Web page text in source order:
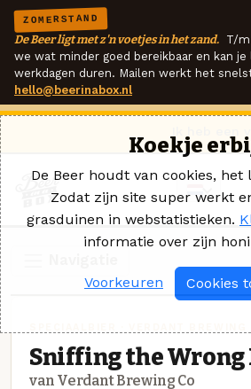
ZOMERSTAND
De Beer ligt met z'n voetjes in het zand. T/m
we wat minder goed bereikbaar en kan
werkdagen duren. Mailen werkt het
hello@beerinabox.nl
Sniffing the Wrong
van Verdant Brewing Co
Koekje
De Beer houdt van cookies,
Zodat zijn site super werkt
grasduinen in webstatistieken.
informatie over zijn
Voorkeuren Cookies